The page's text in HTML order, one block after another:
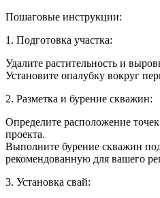
Пошаговые инструкции:
1. Подготовка участка:
Удалите растительность и
Установите опалубку вокруг
2. Разметка и бурение скважин:
Определите расположение
проекта.
Выполните бурение скважин
рекомендованную для вашего
3. Установка свай: